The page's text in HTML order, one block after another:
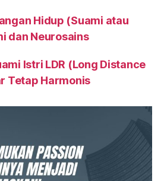
Hidup (Suami atau
dan Neurosains
Istri LDR (Long Distance
Tetap Harmonis